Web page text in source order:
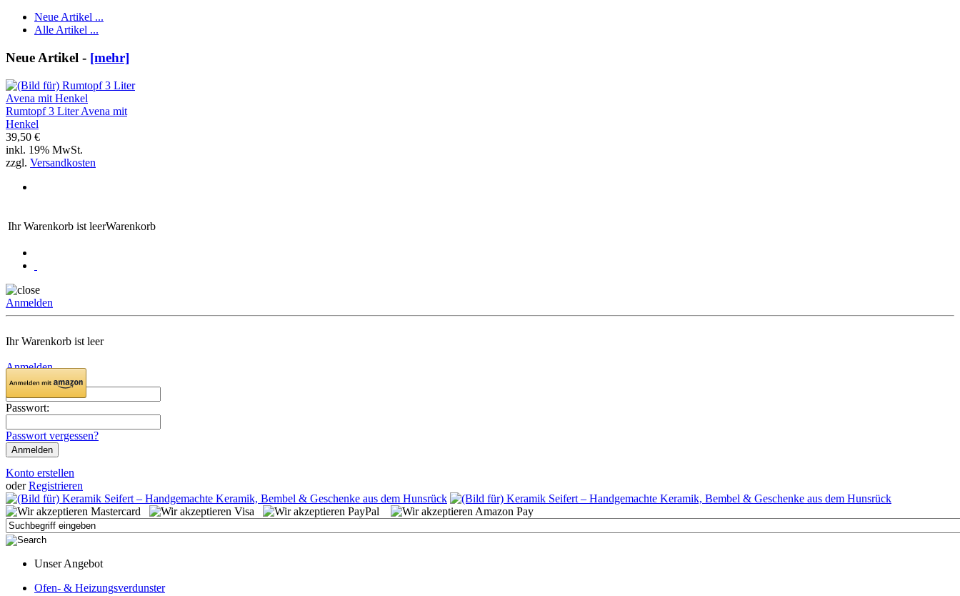
Neue Artikel ...
Alle Artikel ...
Neue Artikel - [mehr]
Rumtopf 3 Liter Avena mit
Henkel
39,50 €
inkl. 19% MwSt.
zzgl. Versandkosten
Ihr Warenkorb ist leerWarenkorb
Anmelden
Ihr Warenkorb ist leer
Anmelden
Email:
Passwort:
Passwort vergessen?
Konto erstellen
oder Registrieren
Unser Angebot
Ofen- & Heizungsverdunster